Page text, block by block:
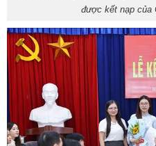
được kết nạp của